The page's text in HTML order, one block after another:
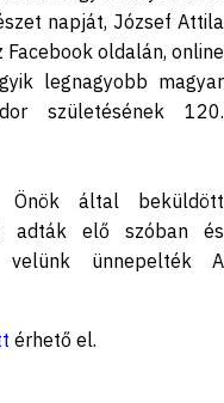
napját, József Attila
oldalán, online
legnagyobb magyar
születésének 120.
Önök által beküldött
adták elő szóban és
velünk ünnepelték A
érhető el.